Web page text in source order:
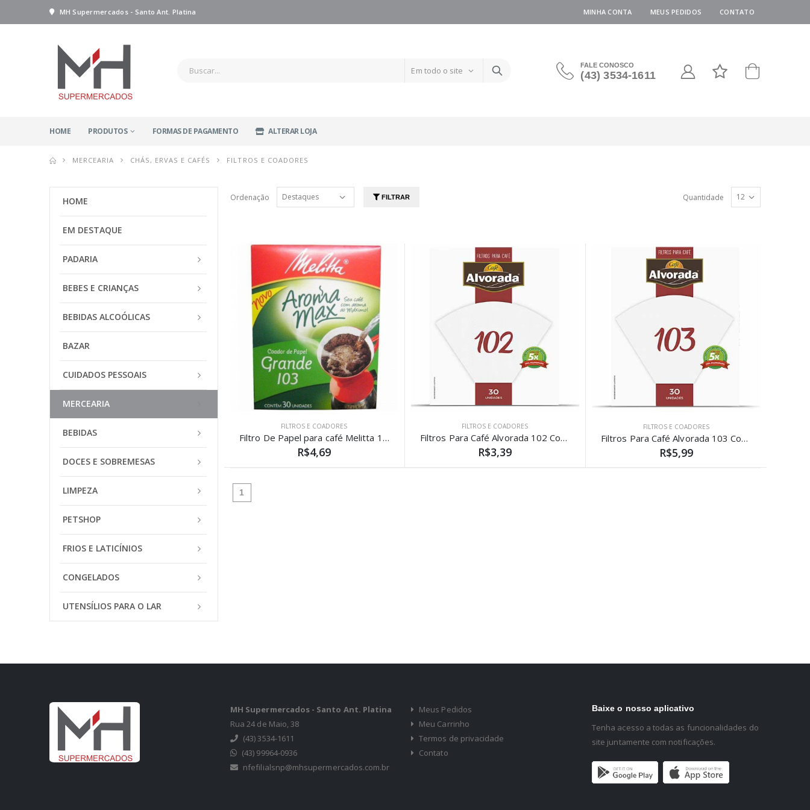
MH Supermercados - Santo Ant. Platina MINHA CONTA MEUS PEDIDOS CONTATO
FALE CONOSCO
(43) 3534-1611
HOME PRODUTOS FORMAS DE PAGAMENTO ALTERAR LOJA
MERCEARIA CHÁS, ERVAS E CAFÉS FILTROS E COADORES
Ordenação FILTRAR Quantidade
FILTROS E COADORES
Filtro De Papel para café Melitta 103 com 30 Unidades
R$4,69
FILTROS E COADORES
Filtros Para Café Alvorada 102 Com 30 Unidades
R$3,39
FILTROS E COADORES
Filtros Para Café Alvorada 103 Com 30 Unidades
R$5,99
1
HOME
EM DESTAQUE
PADARIA
BEBES E CRIANÇAS
BEBIDAS ALCOÓLICAS
BAZAR
CUIDADOS PESSOAIS
MERCEARIA
BEBIDAS
DOCES E SOBREMESAS
LIMPEZA
PETSHOP
FRIOS E LATICÍNIOS
CONGELADOS
UTENSÍLIOS PARA O LAR
MH Supermercados - Santo Ant. Platina
Rua 24 de Maio, 38
(43) 3534-1611
(43) 99964-0936
nfefilialsnp@mhsupermercados.com.br
Meus Pedidos
Meu Carrinho
Termos de privacidade
Contato
Baixe o nosso aplicativo
Tenha acesso a todas as funcionalidades do
site juntamente com notificações.